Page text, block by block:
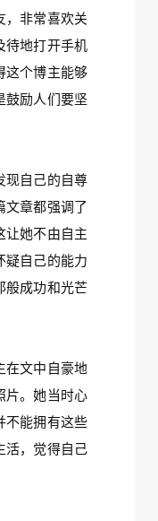
，非常喜欢关
待地打开手机
这个博主能够
鼓励人们要坚
现自己的自尊
文章都强调了
让她不由自主
疑自己的能力
般成功和光芒
在文中自豪地
片。她当时心
不能拥有这些
活，觉得自己